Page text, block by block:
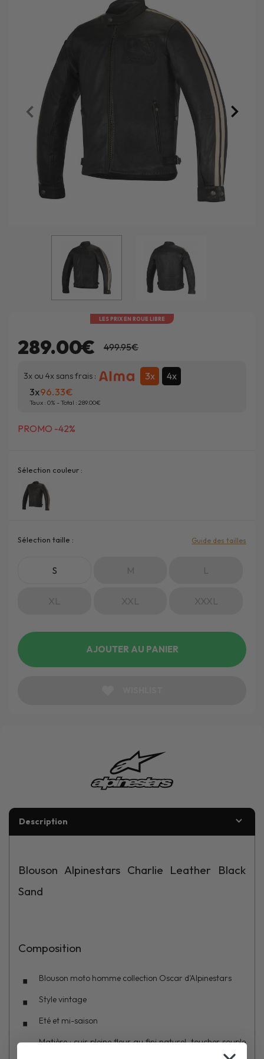
LES PRIX EN ROUE LIBRE
289.00€ 499.95€
PROMO -42%
3x ou 4x sans frais : 3x 4x
3x96.33
Taux : 0% - Total : 289.00
Sélection couleur :
Sélection taille :
S M L
XL XXL XXXL
Guide des tailles
AJOUTER AU PANIER
Description
Blouson Alpinestars Charlie Leather Black
Sand
Composition
Blouson moto homme collection Oscar d'Alpinestars
Style vintage
Eté et mi-saison
Matière : cuir pleine fleur au fini naturel, toucher souple